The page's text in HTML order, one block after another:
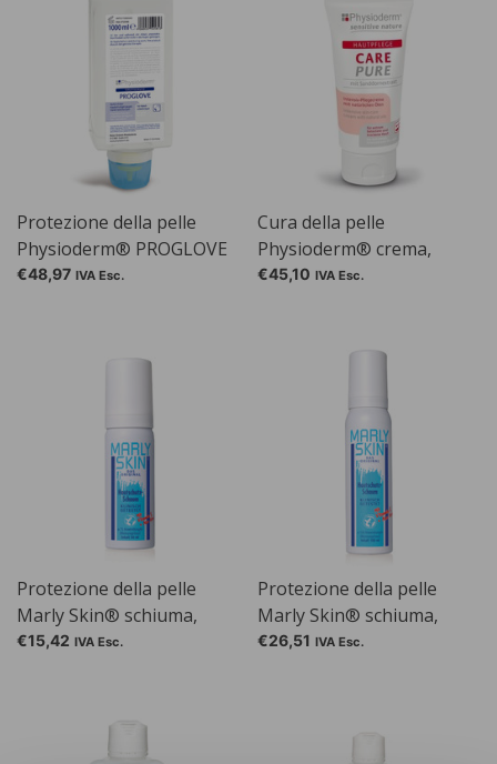
Protezione della pelle
Physioderm® PROGLOVE
Gel, flacone dosatore da
€48,97 IVA Esc.
Cura della pelle
Physioderm® crema,
flacone dosatore da 1000
€45,10 IVA Esc.
Protezione della pelle
Marly Skin® schiuma,
flacone spray da 50 ml
€15,42 IVA Esc.
Protezione della pelle
Marly Skin® schiuma,
flacone spray da 100 ml
€26,51 IVA Esc.